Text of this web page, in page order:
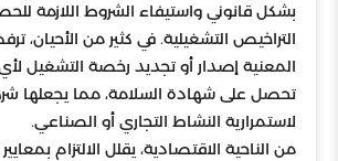
بشكل قانوني واستيفاء الشروط اللازمة
التراخيص التشغيلية. في كثير من الأحيان،
المعنية إصدار أو تجديد رخصة التشغيل
تحصل على شهادة السلامة، مما يجعلها
لاستمرارية النشاط التجاري أو الصناعي.
من الناحية الاقتصادية، يقلل الالتزام